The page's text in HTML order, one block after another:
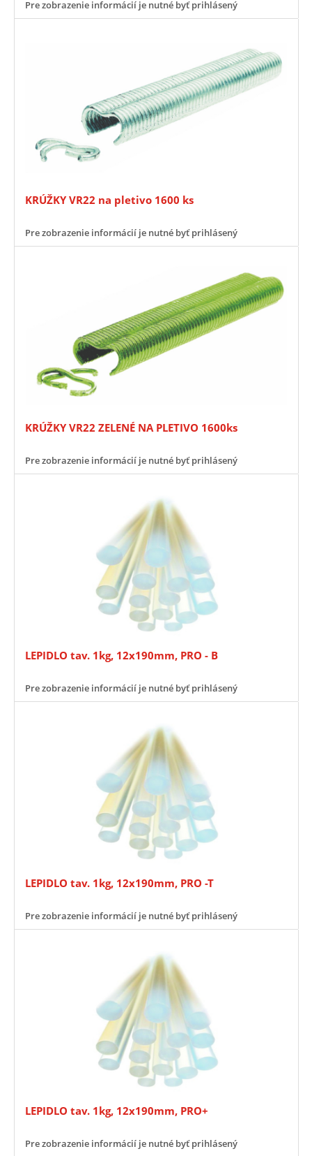
Pre zobrazenie informácií je nutné byť prihlásený
KRÚŽKY VR22 na pletivo 1600 ks
Pre zobrazenie informácií je nutné byť prihlásený
KRÚŽKY VR22 ZELENÉ NA PLETIVO 1600ks
Pre zobrazenie informácií je nutné byť prihlásený
LEPIDLO tav. 1kg, 12x190mm, PRO - B
Pre zobrazenie informácií je nutné byť prihlásený
LEPIDLO tav. 1kg, 12x190mm, PRO -T
Pre zobrazenie informácií je nutné byť prihlásený
LEPIDLO tav. 1kg, 12x190mm, PRO+
Pre zobrazenie informácií je nutné byť prihlásený